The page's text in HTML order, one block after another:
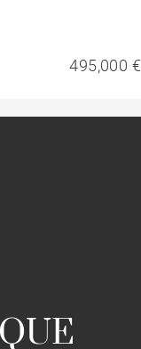
495,000 €